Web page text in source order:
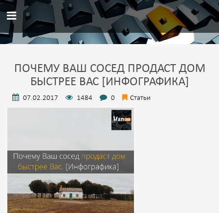
ПОЧЕМУ ВАШ СОСЕД ПРОДАСТ ДОМ
БЫСТРЕЕ ВАС [ИНФОГРАФИКА]
07.02.2017 1484 0 Статьи